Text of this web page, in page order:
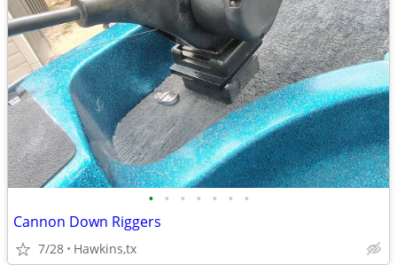
• • • • • • •
Cannon Down Riggers
7/28 Hawkins,tx